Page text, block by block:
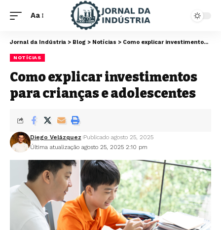
Aa
Jornal da Indústria > Blog > Notícias > Como explicar investimentos para crianças e adolescentes
NOTÍCIAS
Como explicar investimentos
para crianças e adolescentes
Última atualização agosto 25, 2025 2:10 pm
Diego Velázquez Publicado agosto 25, 2025